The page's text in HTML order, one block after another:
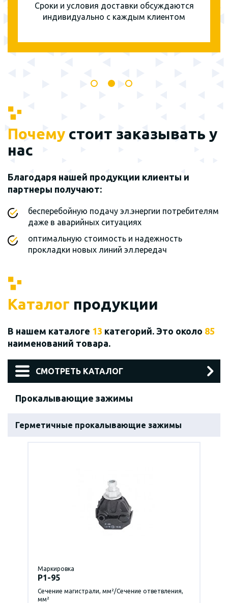
Сроки и условия доставки обсуждаются
индивидуально с каждым клиентом
Почему стоит заказывать у
нас
Благодаря нашей продукции клиенты и
партнеры получают:
бесперебойную подачу эл.энергии потребителям
даже в аварийных ситуациях
оптимальную стоимость и надежность
прокладки новых линий эл.передач
Каталог продукции
В нашем каталоге 13 категорий. Это около 85
наименований товара.
СМОТРЕТЬ КАТАЛОГ
Прокалывающие зажимы
Герметичные прокалывающие зажимы
Маркировка
P1-95
Сечение магистрали, мм²/Сечение ответвления,
мм²